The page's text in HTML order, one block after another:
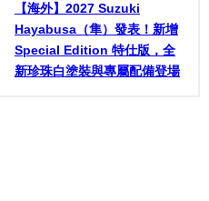
【海外】2027 Suzuki
Hayabusa（隼）發表！新增
Special Edition 特仕版，全
新珍珠白塗裝與專屬配備登場